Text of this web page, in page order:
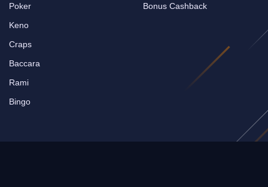
Poker
Keno
Craps
Baccara
Rami
Bingo
Bonus Cashback